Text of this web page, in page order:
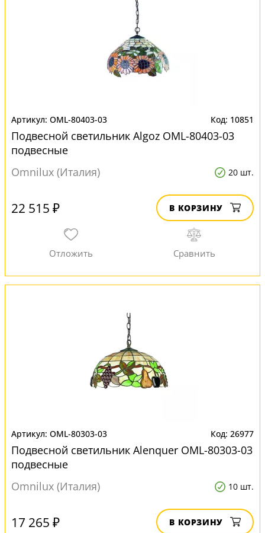
OML-80403-03 10851
Подвесной светильник Algoz OML-80403-03
подвесные
Omnilux (Италия)
20 шт.
22 515 ₽ В КОРЗИНУ
OML-80303-03 26977
Подвесной светильник Alenquer OML-80303-03
подвесные
Omnilux (Италия)
10 шт.
17 265 ₽ В КОРЗИНУ